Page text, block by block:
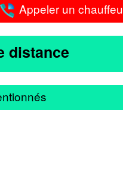
Appeler un
distance